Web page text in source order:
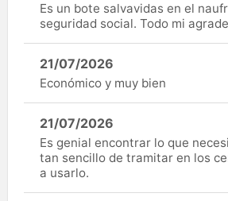
Es un bote salvavidas en el
seguridad social. Todo mi
21/07/2026
Económico y muy bien
21/07/2026
Es genial encontrar lo que
tan sencillo de tramitar en los
a usarlo.